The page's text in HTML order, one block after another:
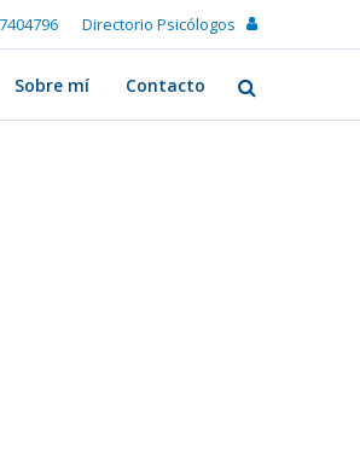
Directorio Psicólogos
Sobre mí Contacto